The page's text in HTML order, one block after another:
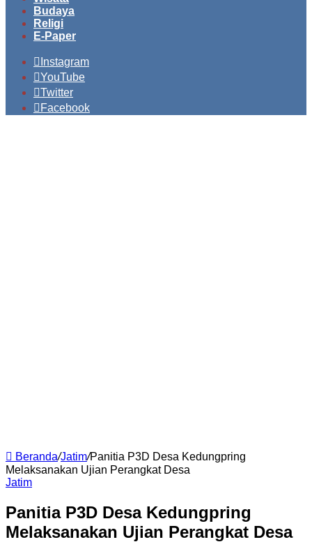
Budaya
Religi
E-Paper
Instagram
YouTube
Twitter
Facebook
Beranda/Jatim/Panitia P3D Desa Kedungpring
Melaksanakan Ujian Perangkat Desa
Jatim
Panitia P3D Desa Kedungpring
Melaksanakan Ujian Perangkat Desa